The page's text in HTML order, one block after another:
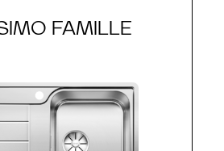
FAMILLE